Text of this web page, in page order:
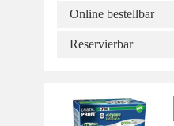
Online bestellbar
Reservierbar